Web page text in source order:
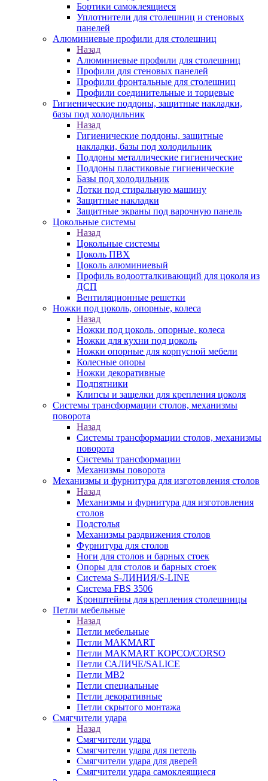
Бортики самоклеящиеся
Уплотнители для столешниц и стеновых
панелей
Алюминиевые профили для столешниц
Назад
Алюминиевые профили для столешниц
Профили для стеновых панелей
Профили фронтальные для столешниц
Профили соединительные и торцевые
Гигиенические поддоны, защитные накладки,
базы под холодильник
Назад
Гигиенические поддоны, защитные
накладки, базы под холодильник
Поддоны металлические гигиенические
Поддоны пластиковые гигиенические
Базы под холодильник
Лотки под стиральную машину
Защитные накладки
Защитные экраны под варочную панель
Цокольные системы
Назад
Цокольные системы
Цоколь ПВХ
Цоколь алюминиевый
Профиль водоотталкивающий для цоколя из
ДСП
Вентиляционные решетки
Ножки под цоколь, опорные, колеса
Назад
Ножки под цоколь, опорные, колеса
Ножки для кухни под цоколь
Ножки опорные для корпусной мебели
Колесные опоры
Ножки декоративные
Подпятники
Клипсы и защелки для крепления цоколя
Системы трансформации столов, механизмы
поворота
Назад
Системы трансформации столов, механизмы
поворота
Системы трансформации
Механизмы поворота
Механизмы и фурнитура для изготовления столов
Назад
Механизмы и фурнитура для изготовления
столов
Подстолья
Механизмы раздвижения столов
Фурнитура для столов
Ноги для столов и барных стоек
Опоры для столов и барных стоек
Система S-ЛИНИЯ/S-LINE
Система FBS 3506
Кронштейны для крепления столешницы
Петли мебельные
Назад
Петли мебельные
Петли MAKMART
Петли MAKMART КОРСО/CORSO
Петли САЛИЧЕ/SALICE
Петли MB2
Петли специальные
Петли декоративные
Петли скрытого монтажа
Смягчители удара
Назад
Смягчители удара
Смягчители удара для петель
Смягчители удара для дверей
Cмягчители удара самоклеящиеся